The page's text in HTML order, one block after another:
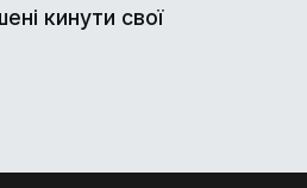
кинути свої